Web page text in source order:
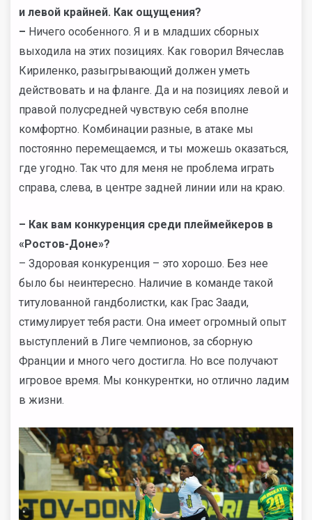
и левой крайней. Как ощущения?
– Ничего особенного. Я и в младших сборных
выходила на этих позициях. Как говорил Вячеслав
Кириленко, разыгрывающий должен уметь
действовать и на фланге. Да и на позициях левой и
правой полусредней чувствую себя вполне
комфортно. Комбинации разные, в атаке мы
постоянно перемещаемся, и ты можешь оказаться,
где угодно. Так что для меня не проблема играть
справа, слева, в центре задней линии или на краю.
– Как вам конкуренция среди плеймейкеров в
«Ростов-Доне»?
– Здоровая конкуренция – это хорошо. Без нее
было бы неинтересно. Наличие в команде такой
титулованной гандболистки, как Грас Заади,
стимулирует тебя расти. Она имеет огромный опыт
выступлений в Лиге чемпионов, за сборную
Франции и много чего достигла. Но все получают
игровое время. Мы конкурентки, но отлично ладим
в жизни.